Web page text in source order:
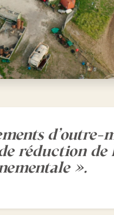
d’outre-
réduction de
».